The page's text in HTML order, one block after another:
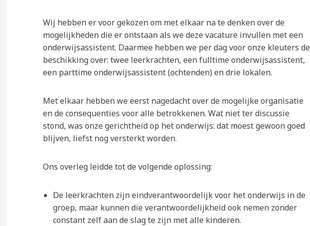
Wij hebben er voor gekozen om met elkaar na te denken over de
mogelijkheden die er ontstaan als we deze vacature invullen met een
onderwijsassistent. Daarmee hebben we per dag voor onze kleuters de
beschikking over: twee leerkrachten, een fulltime onderwijsassistent,
een parttime onderwijsassistent (ochtenden) en drie lokalen.
Met elkaar hebben we eerst nagedacht over de mogelijke organisatie
en de consequenties voor alle betrokkenen. Wat niet ter discussie
stond, was onze gerichtheid op het onderwijs: dat moest gewoon goed
blijven, liefst nog versterkt worden.
Ons overleg leidde tot de volgende oplossing:
De leerkrachten zijn eindverantwoordelijk voor het onderwijs in de
groep, maar kunnen die verantwoordelijkheid ook nemen zonder
constant zelf aan de slag te zijn met alle kinderen.